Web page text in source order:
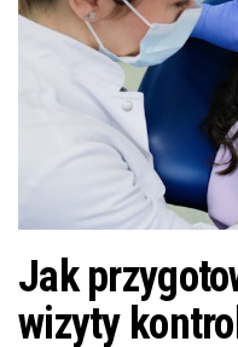
Jak
wizyty